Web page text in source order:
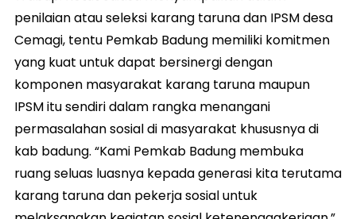
penilaian atau seleksi karang taruna dan IPSM desa
Cemagi, tentu Pemkab Badung memiliki komitmen
yang kuat untuk dapat bersinergi dengan
komponen masyarakat karang taruna maupun
IPSM itu sendiri dalam rangka menangani
permasalahan sosial di masyarakat khususnya di
kab badung. “Kami Pemkab Badung membuka
ruang seluas luasnya kepada generasi kita terutama
karang taruna dan pekerja sosial untuk